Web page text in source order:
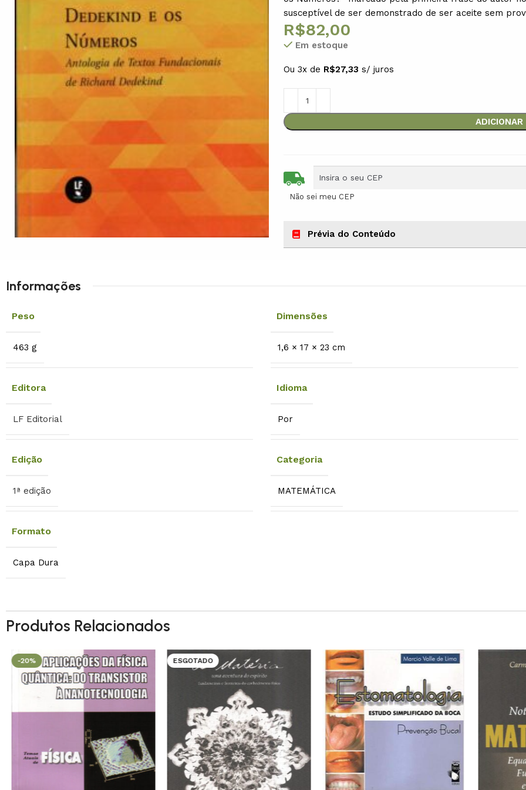
susceptível de ser demonstrado de ser aceite sem
R$82,00
Em estoque
Ou 3x de R$27,33 s/ juros
ADICIONAR
Não sei meu CEP
Prévia do Conteúdo
Informações
Peso
463 g
Dimensões
1,6 × 17 × 23 cm
Editora
LF Editorial
Idioma
Por
Edição
1ª edição
Categoria
MATEMÁTICA
Formato
Capa Dura
Produtos Relacionados
-20% ESGOTADO